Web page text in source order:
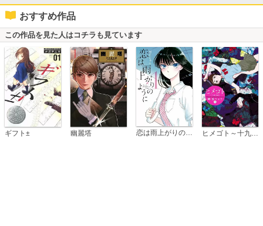
おすすめ作品
この作品を見た人はコチラも見ています
ギフト± 幽麗塔 恋は雨上がりのように